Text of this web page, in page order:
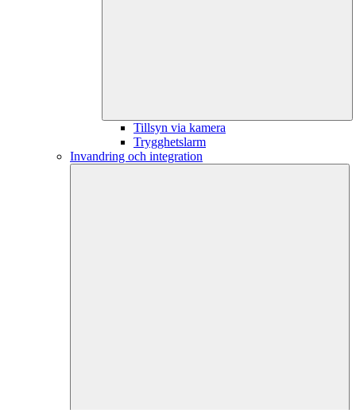
Tillsyn via kamera
Trygghetslarm
Invandring och integration